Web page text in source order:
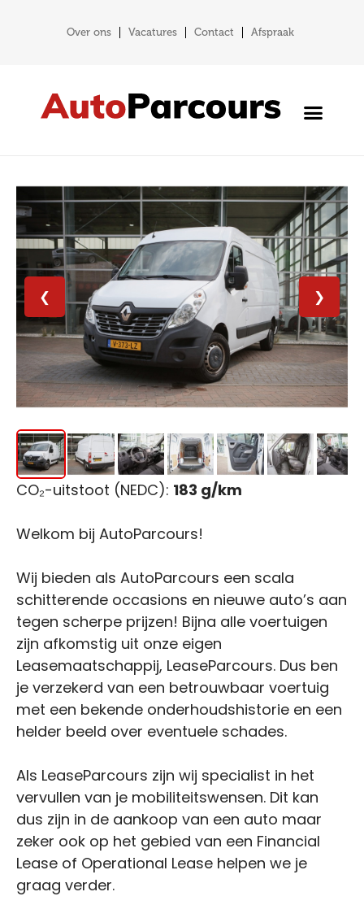
Over ons Vacatures Contact Afspraak
❮ ❯
CO₂-uitstoot (NEDC): 183 g/km
Welkom bij AutoParcours!
Wij bieden als AutoParcours een scala
schitterende occasions en nieuwe auto’s aan
tegen scherpe prijzen! Bijna alle voertuigen
zijn afkomstig uit onze eigen
Leasemaatschappij, LeaseParcours. Dus ben
je verzekerd van een betrouwbaar voertuig
met een bekende onderhoudshistorie en een
helder beeld over eventuele schades.
Als LeaseParcours zijn wij specialist in het
vervullen van je mobiliteitswensen. Dit kan
dus zijn in de aankoop van een auto maar
zeker ook op het gebied van een Financial
Lease of Operational Lease helpen we je
graag verder.